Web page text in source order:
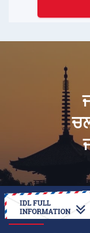
ਅੰਤਰਰਾਸ਼ਟਰੀ